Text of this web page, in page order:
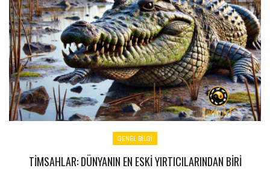
GENEL BILGI
TIMSAHLAR: DÜNYANIN EN ESKI YIRTICILARINDAN BIRI